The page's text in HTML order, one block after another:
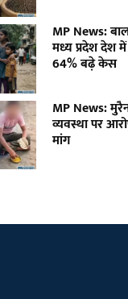
MP News:
मध्य प्रदेश देश
64% बढ़े केस
MP News:
व्यवस्था पर
मांग